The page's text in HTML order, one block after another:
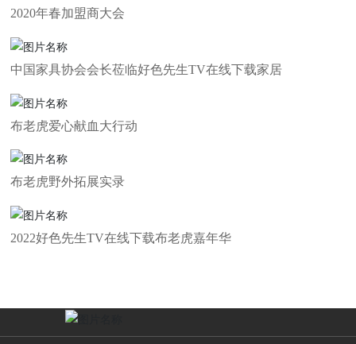
2020年春加盟商大会
中国家具协会会长莅临好色先生TV在线下载家居
布老虎爱心献血大行动
布老虎野外拓展实录
2022好色先生TV在线下载布老虎嘉年华